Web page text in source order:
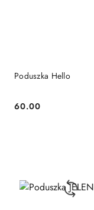
Poduszka Hello
Cena:
60.00